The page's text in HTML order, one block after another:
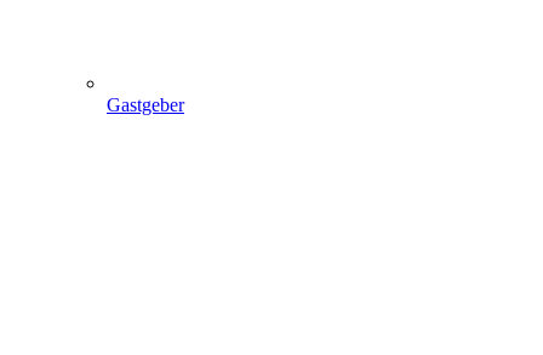
Gastgeber